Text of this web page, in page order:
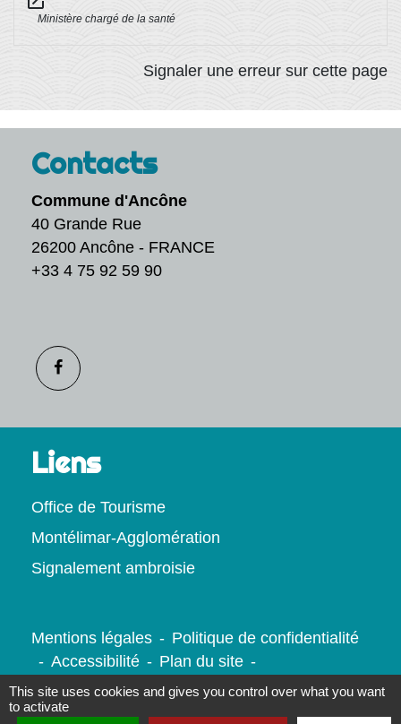
Ministère chargé de la santé
Signaler une erreur sur cette page
Contacts
Commune d'Ancône
40 Grande Rue
26200 Ancône - FRANCE
+33 4 75 92 59 90
Liens
Office de Tourisme
Montélimar-Agglomération
Signalement ambroisie
Mentions légales - Politique de confidentialité
- Accessibilité - Plan du site -
Gestion des cookies
This site uses cookies and gives you control over what you want
to activate